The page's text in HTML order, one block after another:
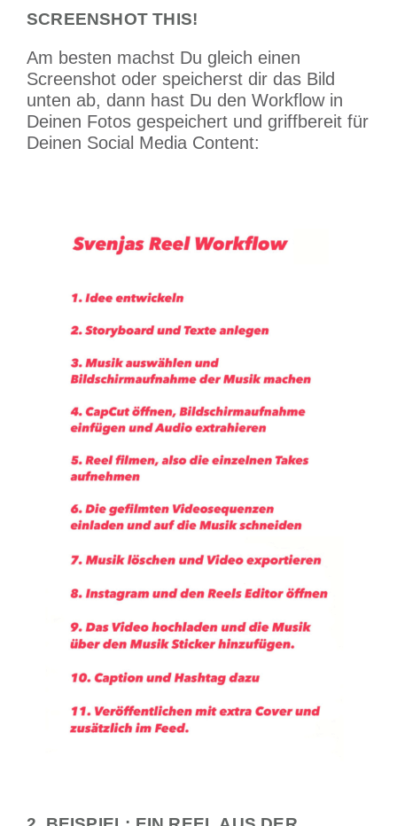
SCREENSHOT THIS!
Am besten machst Du gleich einen
Screenshot oder speicherst dir das Bild
unten ab, dann hast Du den Workflow in
Deinen Fotos gespeichert und griffbereit für
Deinen Social Media Content: